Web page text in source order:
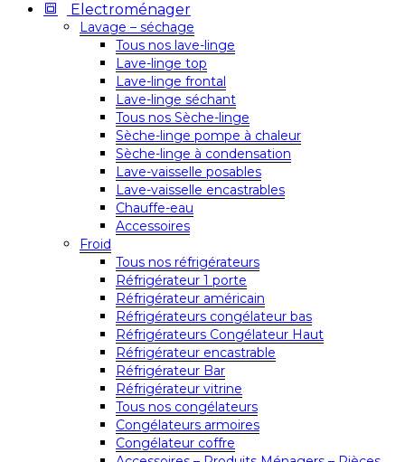
Electroménager
Lavage – séchage
Tous nos lave-linge
Lave-linge top
Lave-linge frontal
Lave-linge séchant
Tous nos Sèche-linge
Sèche-linge pompe à chaleur
Sèche-linge à condensation
Lave-vaisselle posables
Lave-vaisselle encastrables
Chauffe-eau
Accessoires
Froid
Tous nos réfrigérateurs
Réfrigérateur 1 porte
Réfrigérateur américain
Réfrigérateurs congélateur bas
Réfrigérateurs Congélateur Haut
Réfrigérateur encastrable
Réfrigérateur Bar
Réfrigérateur vitrine
Tous nos congélateurs
Congélateurs armoires
Congélateur coffre